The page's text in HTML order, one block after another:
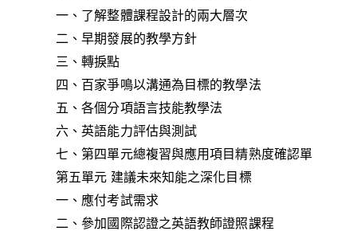
一、了解整體課程設計的兩大層次
二、早期發展的教學方針
三、轉捩點
四、百家爭鳴以溝通為目標的教學法
五、各個分項語言技能教學法
六、英語能力評估與測試
七、第四單元總複習與應用項目精熟度確認單
第五單元 建議未來知能之深化目標
一、應付考試需求
二、參加國際認證之英語教師證照課程